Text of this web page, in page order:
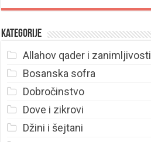
Kategorije
Allahov qader i zanimljivosti
Bosanska sofra
Dobročinstvo
Dove i zikrovi
Džini i šejtani